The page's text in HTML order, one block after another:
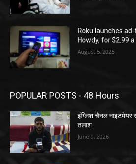
Roku launches
Howdy, for $2.99
August 5, 2025
POPULAR POSTS - 48 Hours
इंग्लिश चैनल नाइटमेयर
तलाश
June 9, 2026